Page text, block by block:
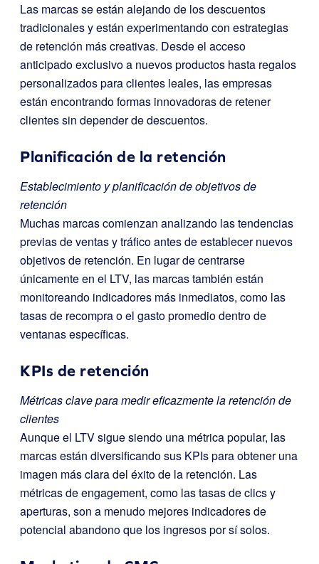
Las marcas se están alejando de los descuentos
tradicionales y están experimentando con estrategias
de retención más creativas. Desde el acceso
anticipado exclusivo a nuevos productos hasta regalos
personalizados para clientes leales, las empresas
están encontrando formas innovadoras de retener
clientes sin depender de descuentos.
Planificación de la retención
Establecimiento y planificación de objetivos de
retención
Muchas marcas comienzan analizando las tendencias
previas de ventas y tráfico antes de establecer nuevos
objetivos de retención. En lugar de centrarse
únicamente en el LTV, las marcas también están
monitoreando indicadores más inmediatos, como las
tasas de recompra o el gasto promedio dentro de
ventanas específicas.
KPIs de retención
Métricas clave para medir eficazmente la retención de
clientes
Aunque el LTV sigue siendo una métrica popular, las
marcas están diversificando sus KPIs para obtener una
imagen más clara del éxito de la retención. Las
métricas de engagement, como las tasas de clics y
aperturas, son a menudo mejores indicadores de
potencial abandono que los ingresos por sí solos.